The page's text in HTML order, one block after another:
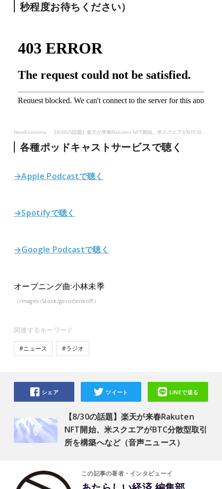
秒程度お待ちください）
NewEconomy · 【8/30の話題】楽天が来春Rakuten NFT開始、米スクエアがBTC分散型取引所を構築へなど（音声ニュース）
各種ポッドキャストサービスで聴く
→Apple Podcastで聴く
→Spotifyで聴く
→Google Podcastで聴く
オープニング曲:小林未季
（images:iStock/gorodenkoff）
関連するキーワード
#ニュース #ラジオ
【8/30の話題】楽天が来春Rakuten
NFT開始、米スクエアがBTC分散型取引
所を構築へなど（音声ニュース）
シェア ツイート LINEで送る
この記事の著者・インタビューイ